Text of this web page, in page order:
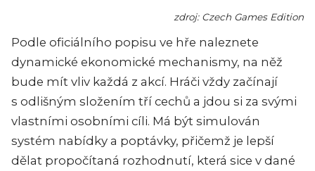
zdroj: Czech Games Edition
Podle oficiálního popisu ve hře naleznete
dynamické ekonomické mechanismy, na něž
bude mít vliv každá z akcí. Hráči vždy začínají
s odlišným složením tří cechů a jdou si za svými
vlastními osobními cíli. Má být simulován
systém nabídky a poptávky, přičemž je lepší
dělat propočítaná rozhodnutí, která sice v dané